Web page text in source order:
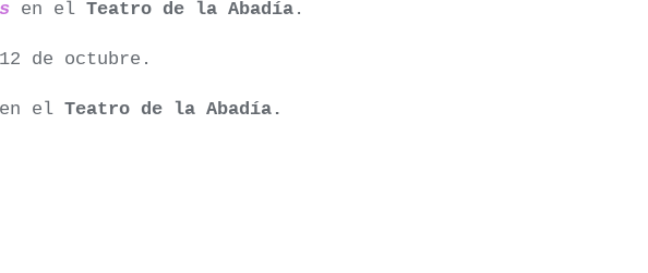
en el Teatro de la Abadía.
de octubre.
el Teatro de la Abadía.